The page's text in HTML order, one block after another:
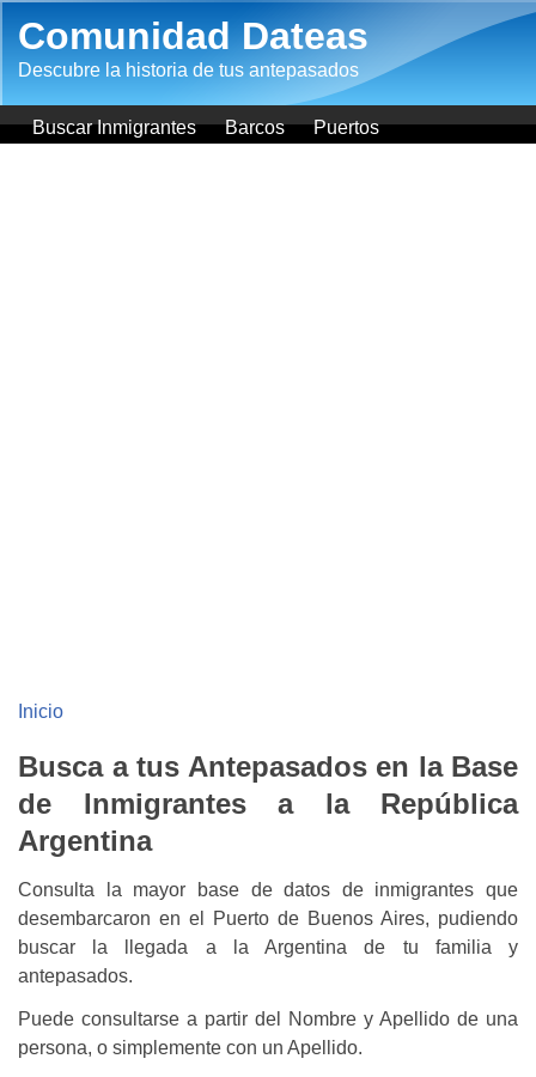
Comunidad Dateas
Descubre la historia de tus antepasados
Buscar Inmigrantes Barcos Puertos
Inicio
Busca a tus Antepasados en la Base
de Inmigrantes a la República
Argentina
Consulta la mayor base de datos de inmigrantes que
desembarcaron en el Puerto de Buenos Aires, pudiendo
buscar la llegada a la Argentina de tu familia y
antepasados.
Puede consultarse a partir del Nombre y Apellido de una
persona, o simplemente con un Apellido.